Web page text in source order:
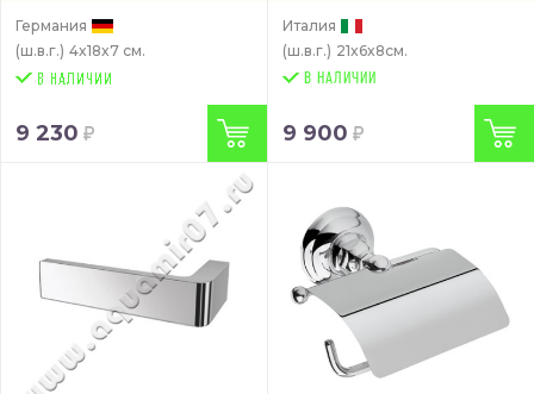
Германия
(ш.в.г.) 4x18x7 см.
9 230
Италия
(ш.в.г.) 21x6x8см.
В НАЛИЧИИ
9 900